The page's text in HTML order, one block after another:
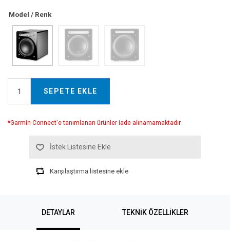
Model / Renk
SEPETE EKLE
*Garmin Connect'e tanımlanan ürünler iade alınamamaktadır.
İstek Listesine Ekle
Karşılaştırma listesine ekle
DETAYLAR TEKNIK ÖZELLIKLER